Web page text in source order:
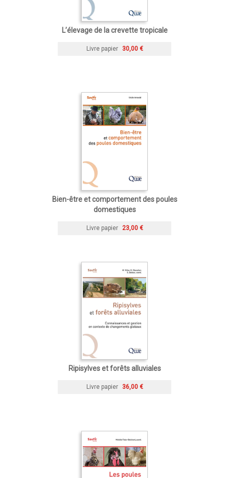
L’élevage de la crevette tropicale
Livre papier 30,00 €
Bien-être et comportement des poules
domestiques
Livre papier 23,00 €
Ripisylves et forêts alluviales
Livre papier 36,00 €